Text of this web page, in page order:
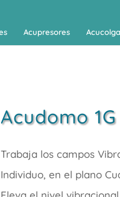
Acupresores
Acudomo 1G
Trabaja los campos
Individuo, en el plano